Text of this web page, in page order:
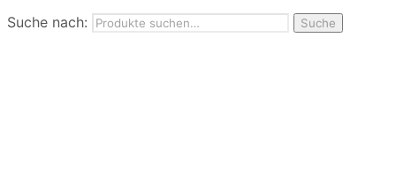
Nutzungbedingungen
Suche nach:
Suche